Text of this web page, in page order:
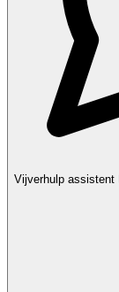
Vijverhulp assistent